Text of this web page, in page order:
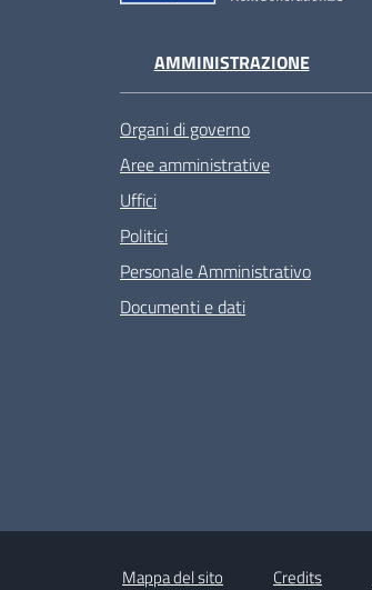
AMMINISTRAZIONE
Organi di governo
Aree amministrative
Uffici
Politici
Personale Amministrativo
Documenti e dati
Mappa del sito Credits